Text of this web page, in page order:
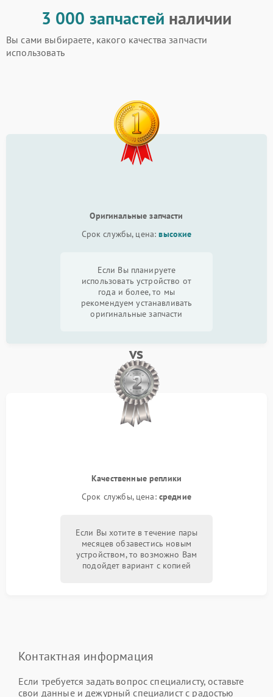
3 000 запчастей наличии
Вы сами выбираете, какого качества запчасти
использовать
Оригинальные запчасти
Срок службы, цена:высокие
Если Вы планируете
использовать устройство от
года и более, то мы
рекомендуем устанавливать
оригинальные запчасти
vs
Качественные реплики
Срок службы, цена: средние
Если Вы хотите в течение пары
месяцев обзавестись новым
устройством, то возможно Вам
подойдет вариант с копией
Контактная информация
Если требуется задать вопрос специалисту, оставьте
свои данные и дежурный специалист с радостью